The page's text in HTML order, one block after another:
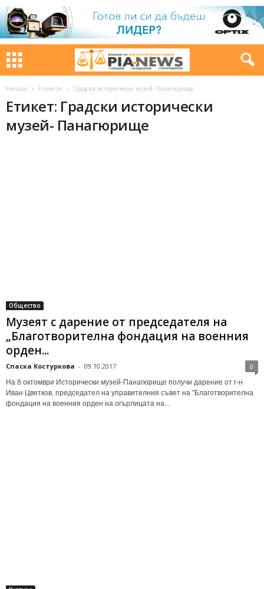
Начало Етикети Градски исторически музей- Панагюрище
Етикет: Градски исторически
музей- Панагюрище
Общество
Музеят с дарение от председателя на
„Благотворителна фондация на военния
орден...
Спаска Костуркова - 09.10.2017 0
На 8 октомври Исторически музей-Панагюрище получи дарение от г-н
Иван Цветков, председател на управителния съвет на "Благотворителна
фондация на военния орден на огърлицата на...